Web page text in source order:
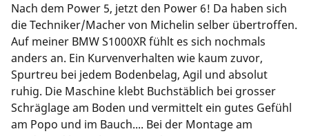
Nach dem Power 5, jetzt den Power 6! Da haben sich
die Techniker/Macher von Michelin selber übertroffen.
Auf meiner BMW S1000XR fühlt es sich nochmals
anders an. Ein Kurvenverhalten wie kaum zuvor,
Spurtreu bei jedem Bodenbelag, Agil und absolut
ruhig. Die Maschine klebt Buchstäblich bei grosser
Schräglage am Boden und vermittelt ein gutes Gefühl
am Popo und im Bauch.... Bei der Montage am